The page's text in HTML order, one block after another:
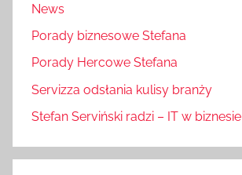
News
Porady biznesowe Stefana
Porady Hercowe Stefana
Servizza odsłania kulisy branży
Stefan Serviński radzi – IT w biznesie